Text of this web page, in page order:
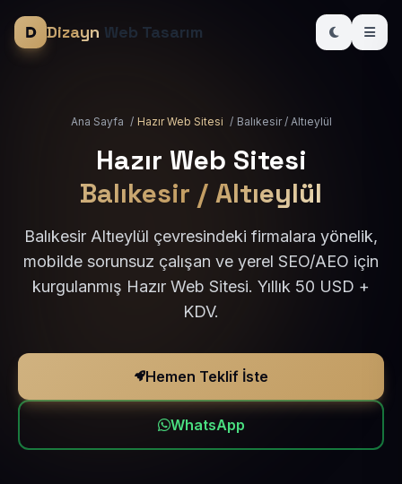
Dizayn Web Tasarım
Ana Sayfa / Hazır Web Sitesi / Balıkesir / Altıeylül
Hazır Web Sitesi
Balıkesir / Altıeylül
Balıkesir Altıeylül çevresindeki firmalara yönelik,
mobilde sorunsuz çalışan ve yerel SEO/AEO için
kurgulanmış Hazır Web Sitesi. Yıllık 50 USD +
KDV.
Hemen Teklif İste
WhatsApp